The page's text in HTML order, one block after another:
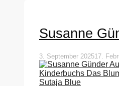
Susanne
3. September 202517.